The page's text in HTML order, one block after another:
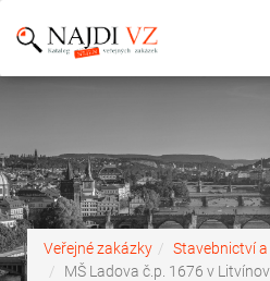
Veřejné zakázky
Stavebnictví
MŠ Ladova č.p. 1676 v